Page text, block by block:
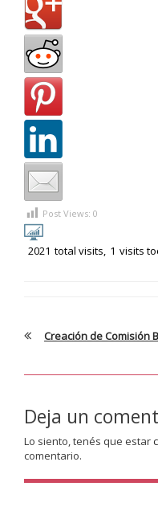
Post Views: 0
2021 total visits, 1 visits
Creación de Comisión
Deja un
Lo siento, tenés que estar
comentario.